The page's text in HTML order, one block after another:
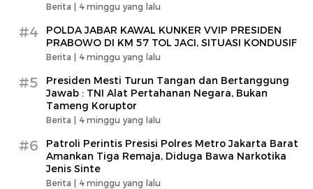
Berita | 4 minggu yang lalu
#4
POLDA JABAR KAWAL KUNKER VVIP PRESIDEN
PRABOWO DI KM 57 TOL JACI, SITUASI KONDUSIF
Berita | 4 minggu yang lalu
#5
Presiden Mesti Turun Tangan dan Bertanggung
Jawab : TNI Alat Pertahanan Negara, Bukan
Tameng Koruptor
Berita | 4 minggu yang lalu
#6
Patroli Perintis Presisi Polres Metro Jakarta Barat
Amankan Tiga Remaja, Diduga Bawa Narkotika
Jenis Sinte
Berita | 4 minggu yang lalu